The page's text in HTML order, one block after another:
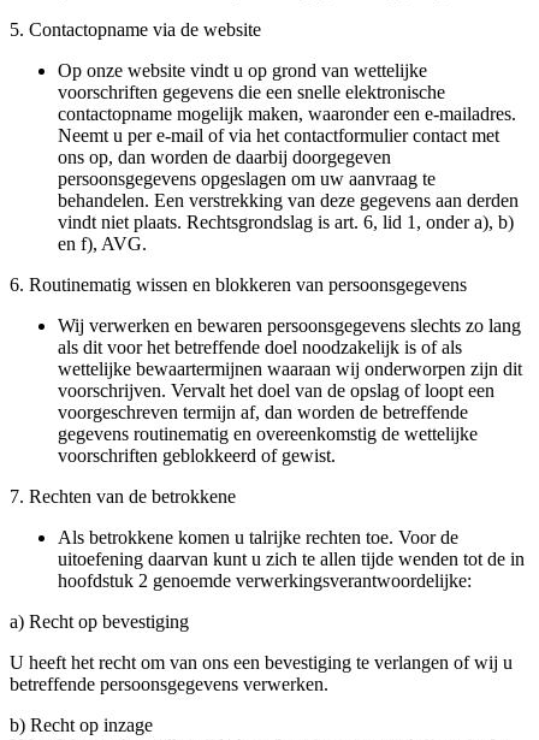
5. Contactopname via de website
Op onze website vindt u op grond van wettelijke
voorschriften gegevens die een snelle elektronische
contactopname mogelijk maken, waaronder een e-mailadres.
Neemt u per e-mail of via het contactformulier contact met
ons op, dan worden de daarbij doorgegeven
persoonsgegevens opgeslagen om uw aanvraag te
behandelen. Een verstrekking van deze gegevens aan derden
vindt niet plaats. Rechtsgrondslag is art. 6, lid 1, onder a), b)
en f), AVG.
6. Routinematig wissen en blokkeren van persoonsgegevens
Wij verwerken en bewaren persoonsgegevens slechts zo lang
als dit voor het betreffende doel noodzakelijk is of als
wettelijke bewaartermijnen waaraan wij onderworpen zijn dit
voorschrijven. Vervalt het doel van de opslag of loopt een
voorgeschreven termijn af, dan worden de betreffende
gegevens routinematig en overeenkomstig de wettelijke
voorschriften geblokkeerd of gewist.
7. Rechten van de betrokkene
Als betrokkene komen u talrijke rechten toe. Voor de
uitoefening daarvan kunt u zich te allen tijde wenden tot de in
hoofdstuk 2 genoemde verwerkingsverantwoordelijke:
a) Recht op bevestiging
U heeft het recht om van ons een bevestiging te verlangen of wij u
betreffende persoonsgegevens verwerken.
b) Recht op inzage